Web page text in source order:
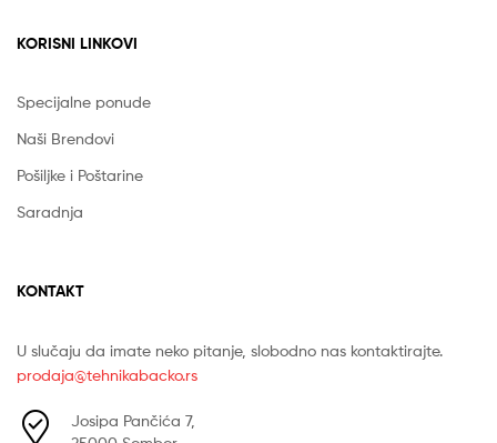
KORISNI LINKOVI
Specijalne ponude
Naši Brendovi
Pošiljke i Poštarine
Saradnja
KONTAKT
U slučaju da imate neko pitanje, slobodno nas kontaktirajte.
prodaja@tehnikabacko.rs
Josipa Pančića 7,